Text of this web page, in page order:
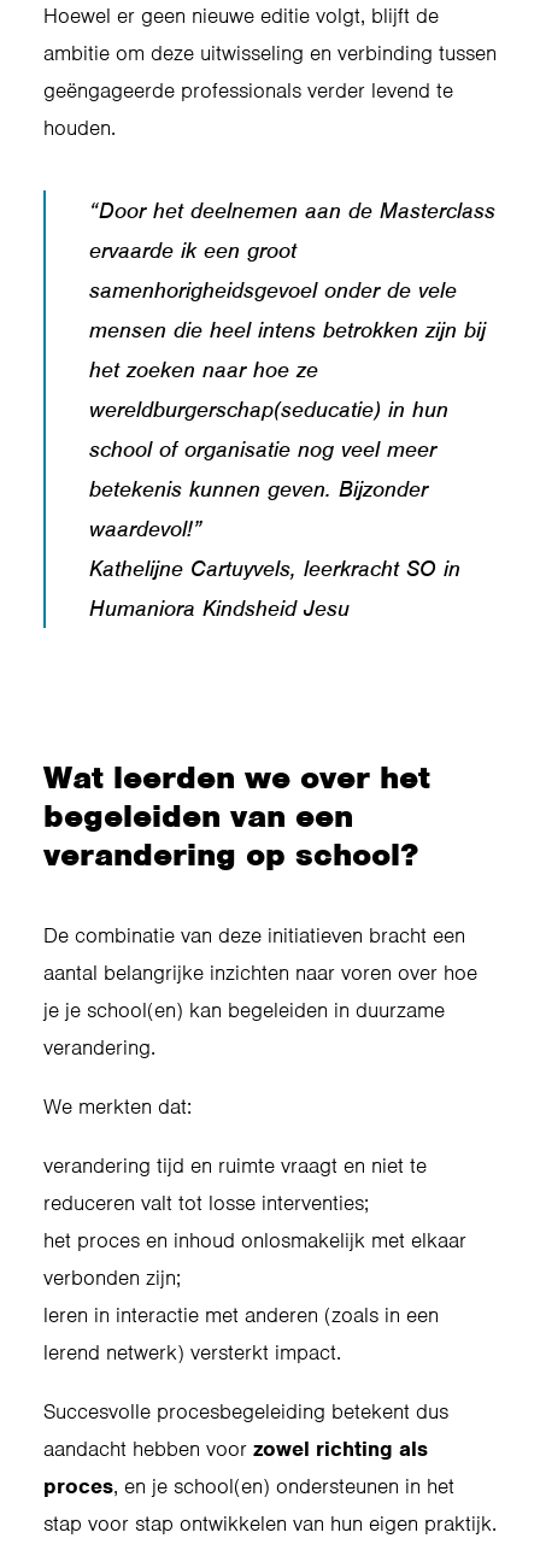
Hoewel er geen nieuwe editie volgt, blijft de
ambitie om deze uitwisseling en verbinding tussen
geëngageerde professionals verder levend te
houden.
“Door het deelnemen aan de Masterclass
ervaarde ik een groot
samenhorigheidsgevoel onder de vele
mensen die heel intens betrokken zijn bij
het zoeken naar hoe ze
wereldburgerschap(seducatie) in hun
school of organisatie nog veel meer
betekenis kunnen geven. Bijzonder
waardevol!”
Kathelijne Cartuyvels, leerkracht SO in
Humaniora Kindsheid Jesu
Wat leerden we over het
begeleiden van een
verandering op school?
De combinatie van deze initiatieven bracht een
aantal belangrijke inzichten naar voren over hoe
je je school(en) kan begeleiden in duurzame
verandering.
We merkten dat:
verandering tijd en ruimte vraagt en niet te
reduceren valt tot losse interventies;
het proces en inhoud onlosmakelijk met elkaar
verbonden zijn;
leren in interactie met anderen (zoals in een
lerend netwerk) versterkt impact.
Succesvolle procesbegeleiding betekent dus
aandacht hebben voor zowel richting als
proces, en je school(en) ondersteunen in het
stap voor stap ontwikkelen van hun eigen praktijk.